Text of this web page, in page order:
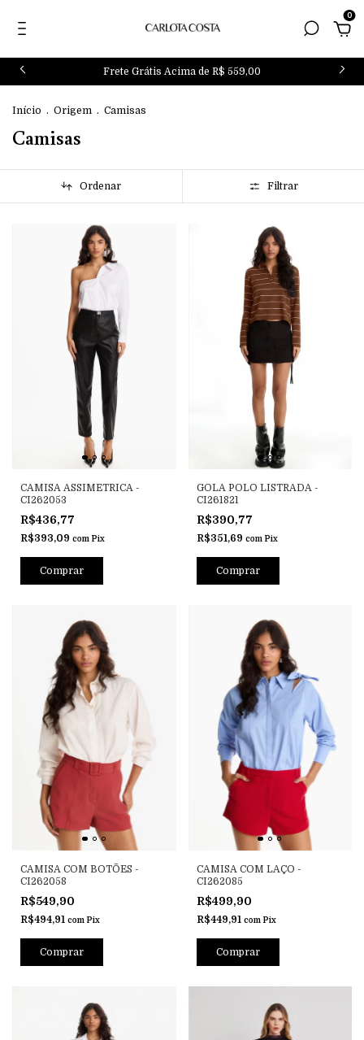
0
Frete Grátis Acima de R$ 559,00
Início . Origem . Camisas
Camisas
Ordenar Filtrar
CAMISA ASSIMETRICA -
CI262053
R$436,77
R$393,09 com Pix
Comprar
GOLA POLO LISTRADA -
CI261821
R$390,77
R$351,69 com Pix
Comprar
CAMISA COM BOTÕES -
CI262058
R$549,90
R$494,91 com Pix
Comprar
CAMISA COM LAÇO -
CI262085
R$499,90
R$449,91 com Pix
Comprar